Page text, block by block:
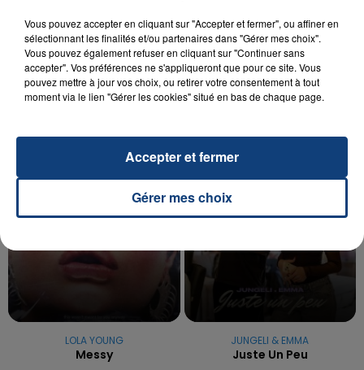
UNE ADOLESCENTE DEVANT SE FAIRE
OPÉRER DE LA CHEVILLE RESSORT DE LA...
La famille a porté plainte contre la clinique qui a
reconnu sa responsabilité et présenté ses
LOLA YOUNG
Messy
JUNGELI & EMMA
Juste Un Peu
Vous pouvez accepter en cliquant sur "Accepter et fermer", ou affiner en
sélectionnant les finalités et/ou partenaires dans "Gérer mes choix".
Vous pouvez également refuser en cliquant sur "Continuer sans
accepter". Vos préférences ne s'appliqueront que pour ce site. Vous
pouvez mettre à jour vos choix, ou retirer votre consentement à tout
moment via le lien "Gérer les cookies" situé en bas de chaque page.
Gérer mes choix
Accepter et fermer